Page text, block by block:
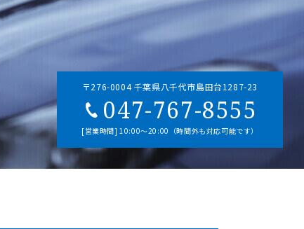
〒276-0004 千葉県八千代市島田台1287-23
047-767-8555
[営業時間] 10:00～20:00（時間外も対応可能です）